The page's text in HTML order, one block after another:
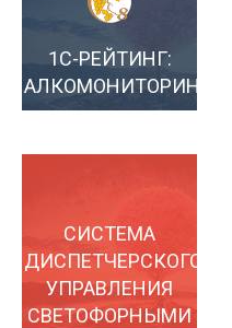
1С-РЕЙТИНГ:
АЛКОМОНИТОРИНГ
СИСТЕМА
ДИСПЕТЧЕРСКОГО
УПРАВЛЕНИЯ
СВЕТОФОРНЫМИ